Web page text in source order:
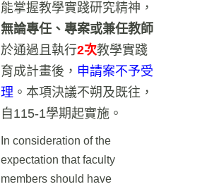
能掌握教學實踐研究精神，
無論專任、專案或兼任教師
於通過且執行2次教學實踐
育成計畫後， 申請案不予受
理 。本項決議不朔及既往，
自115-1學期起實施。
In consideration of the
expectation that faculty
members should have